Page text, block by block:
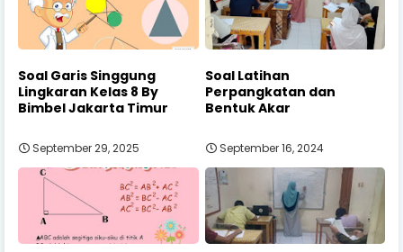
Soal Garis Singgung
Lingkaran Kelas 8 By
Bimbel Jakarta Timur
September 29, 2025
Soal Latihan
Perpangkatan dan
Bentuk Akar
September 16, 2024